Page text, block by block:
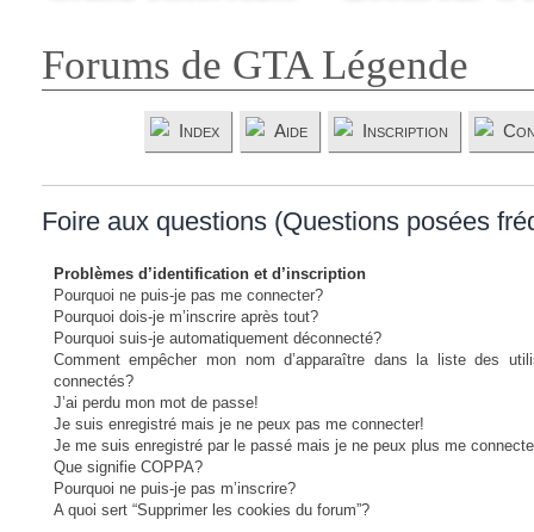
Forums de GTA Légende
Index Aide Inscription
Foire aux questions (Questions posées
Problèmes d’identification et d’inscription
Pourquoi ne puis-je pas me connecter?
Pourquoi dois-je m’inscrire après tout?
Pourquoi suis-je automatiquement déconnecté?
Comment empêcher mon nom d’apparaître dans la liste des
connectés?
J’ai perdu mon mot de passe!
Je suis enregistré mais je ne peux pas me connecter!
Je me suis enregistré par le passé mais je ne peux plus me
Que signifie COPPA?
Pourquoi ne puis-je pas m’inscrire?
A quoi sert “Supprimer les cookies du forum”?